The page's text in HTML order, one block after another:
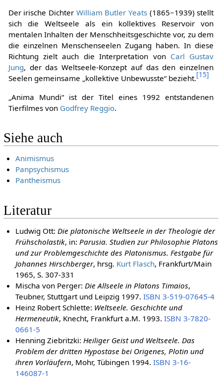
Der irische Dichter William Butler Yeats(1865−1939) stellt
sich die Weltseele als ein kollektives Reservoir von
mentalen Inhalten der Menschheitsgeschichte vor, zu dem
die einzelnen Menschenseelen Zugang haben. In diese
Richtung zielt auch die Interpretation von Carl Gustav
Jung, der das Weltseele-Konzept auf das den einzelnen
Seelen gemeinsame „kollektive Unbewusste“ bezieht.[15]
„Anima Mundi“ ist der Titel eines 1992 entstandenen
Tierfilmes von Godfrey Reggio.
Siehe auch
Animismus
Panpsychismus
Pantheismus
Literatur
Ludwig Ott:Die platonische Weltseele in der Theologie der
Frühscholastik, in:Parusia. Studien zur Philosophie Platons
und zur Problemgeschichte des Platonismus. Festgabe für
Johannes Hirschberger, hrsg. Kurt Flasch, Frankfurt/Main
1965, S. 307-331
Mischa von Perger:Die Allseele in Platons Timaios,
Teubner, Stuttgart und Leipzig 1997.ISBN 3-519-07645-4
Heinz Robert Schlette: Weltseele. Geschichte und
Hermeneutik, Knecht, Frankfurt a.M. 1993.ISBN 3-7820-
0661-5
Henning Ziebritzki:Heiliger Geist und Weltseele. Das
Problem der dritten Hypostase bei Origenes, Plotin und
ihren Vorläufern, Mohr, Tübingen 1994.ISBN 3-16-
146087-1